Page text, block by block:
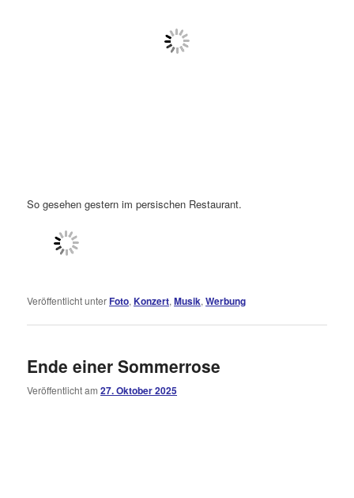
So gesehen gestern im persischen Restaurant.
Veröffentlicht unterFoto,Konzert,Musik,Werbung
Ende einer Sommerrose
Veröffentlicht am27. Oktober 2025